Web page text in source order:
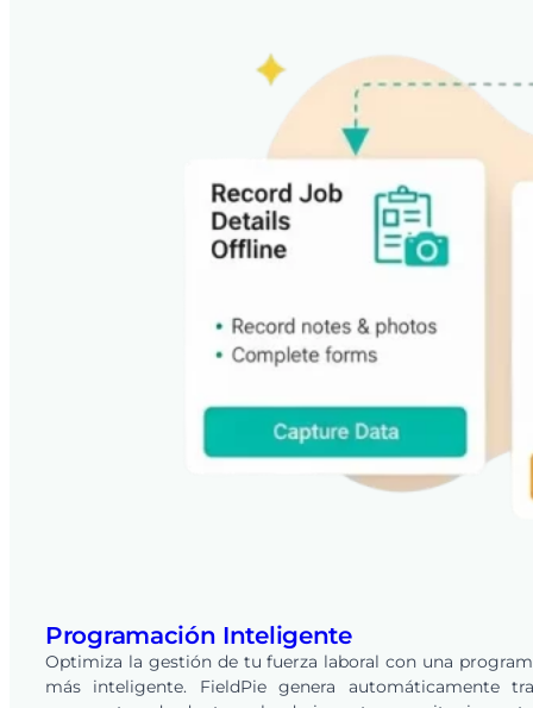
Programación Inteligente
Optimiza la gestión de tu fuerza laboral con una
más inteligente. FieldPie genera automáticamente